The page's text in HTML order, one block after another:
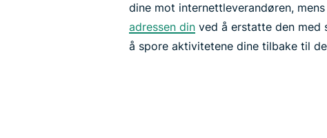
dine mot internettleverandøren,
adressen din ved å erstatte den med
å spore aktivitetene dine tilbake til